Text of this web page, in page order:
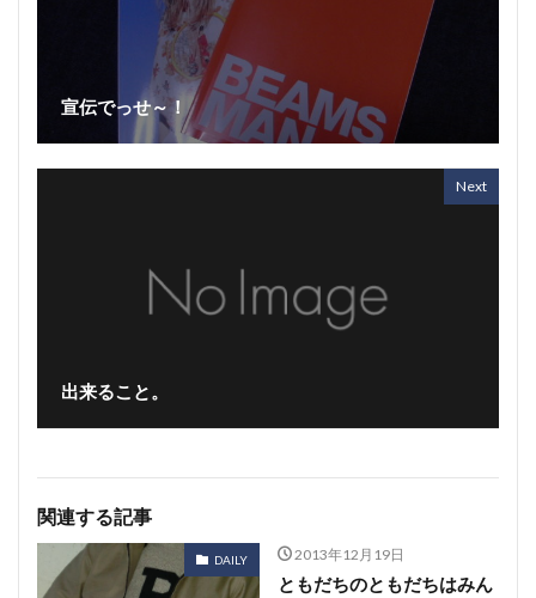
宣伝でっせ～！
Next
出来ること。
関連する記事
DAILY 2013年12月19日
ともだちのともだちはみん